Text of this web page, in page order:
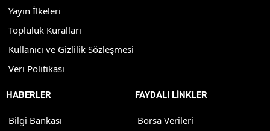
Yayın İlkeleri
Topluluk Kuralları
Kullanıcı ve Gizlilik Sözleşmesi
Veri Politikası
HABERLER
Bilgi Bankası
FAYDALI LİNKLER
Borsa Verileri